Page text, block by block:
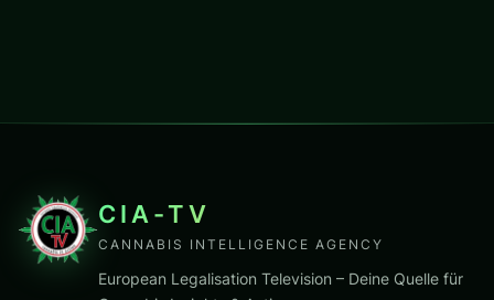
CIA-TV
CANNABIS INTELLIGENCE AGENCY
European Legalisation Television – Deine Quelle für